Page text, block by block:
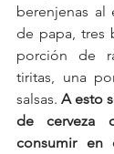
berenjenas al
de papa, tres
porción de
tiritas, una
salsas. A esto
de cerveza
consumir